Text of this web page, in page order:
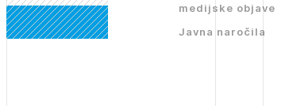
medijske objave
Javna naročila